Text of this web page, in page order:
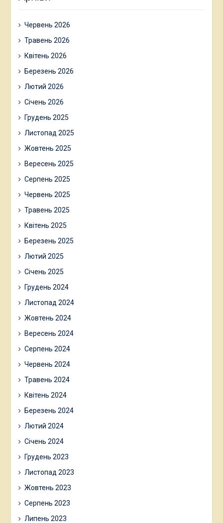
Червень 2026
Травень 2026
Квітень 2026
Березень 2026
Лютий 2026
Січень 2026
Грудень 2025
Листопад 2025
Жовтень 2025
Вересень 2025
Серпень 2025
Червень 2025
Травень 2025
Квітень 2025
Березень 2025
Лютий 2025
Січень 2025
Грудень 2024
Листопад 2024
Жовтень 2024
Вересень 2024
Серпень 2024
Червень 2024
Травень 2024
Квітень 2024
Березень 2024
Лютий 2024
Січень 2024
Грудень 2023
Листопад 2023
Жовтень 2023
Серпень 2023
Липень 2023